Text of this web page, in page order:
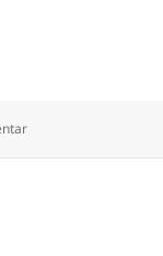
zu Sängerfest in